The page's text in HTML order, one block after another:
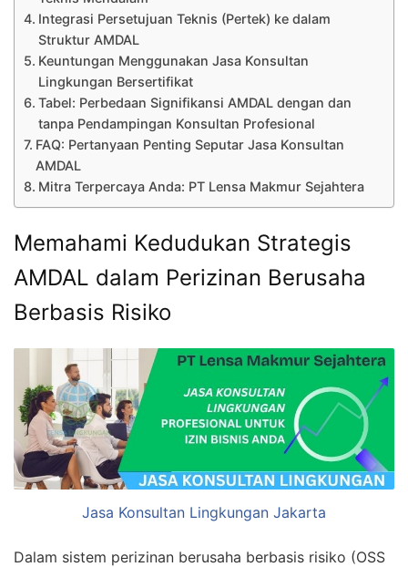
Integrasi Persetujuan Teknis (Pertek) ke dalam
Struktur AMDAL
Keuntungan Menggunakan Jasa Konsultan
Lingkungan Bersertifikat
Tabel: Perbedaan Signifikansi AMDAL dengan dan
tanpa Pendampingan Konsultan Profesional
FAQ: Pertanyaan Penting Seputar Jasa Konsultan
AMDAL
Mitra Terpercaya Anda: PT Lensa Makmur Sejahtera
Memahami Kedudukan Strategis
AMDAL dalam Perizinan Berusaha
Berbasis Risiko
Jasa Konsultan Lingkungan Jakarta
Dalam sistem perizinan berusaha berbasis risiko (OSS